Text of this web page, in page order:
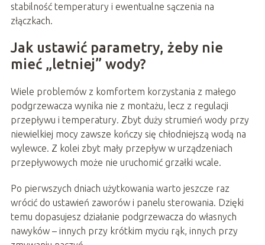
stabilność temperatury i ewentualne sączenia na
złączkach.
Jak ustawić parametry, żeby nie
mieć „letniej” wody?
Wiele problemów z komfortem korzystania z małego
podgrzewacza wynika nie z montażu, lecz z regulacji
przepływu i temperatury. Zbyt duży strumień wody przy
niewielkiej mocy zawsze kończy się chłodniejszą wodą na
wylewce. Z kolei zbyt mały przepływ w urządzeniach
przepływowych może nie uruchomić grzałki wcale.
Po pierwszych dniach użytkowania warto jeszcze raz
wrócić do ustawień zaworów i panelu sterowania. Dzięki
temu dopasujesz działanie podgrzewacza do własnych
nawyków – innych przy krótkim myciu rąk, innych przy